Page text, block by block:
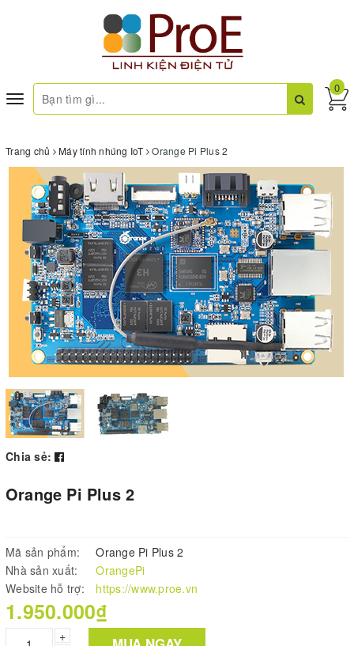
Toggle
navigation
0
Trang chủ Máy tính nhúng IoT Orange Pi Plus 2
Chia sẻ:
Orange Pi Plus 2
Mã sản phẩm:
Orange Pi Plus 2
Nhà sản xuất:
OrangePi
Website hỗ trợ:
https://www.proe.vn
1.950.000₫
+